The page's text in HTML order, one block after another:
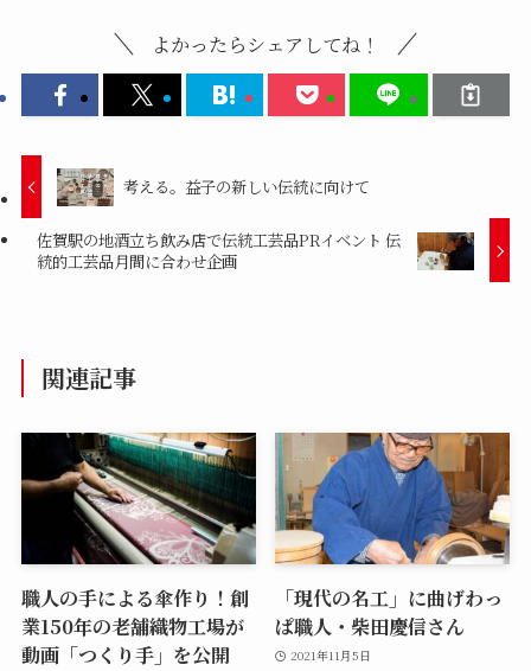
よかったらシェアしてね！
考える。益子の新しい伝統に向けて
佐賀駅の地酒立ち飲み店で伝統工芸品PRイベント 伝
統的工芸品月間に合わせ企画
関連記事
職人の手による傘作り！創
業150年の老舗織物工場が
動画「つくり手」を公開
「現代の名工」に曲げわっ
ぱ職人・柴田慶信さん
2021年11月5日